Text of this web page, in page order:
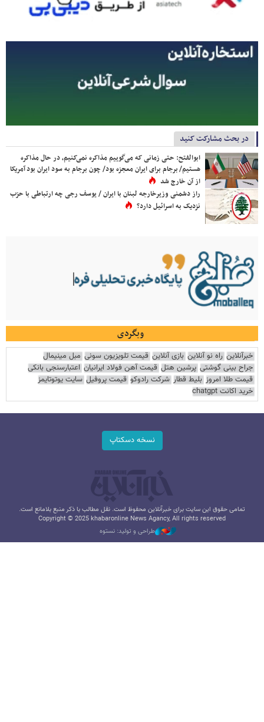
در بحث مشارکت کنید
ابوالفتح: حتی زمانی که می‌گوییم مذاکره نمی‌کنیم، در حال مذاکره
هستیم/ برجام برای ایران معجزه بود/ چون برجام به سود ایران بود آمریکا
از آن خارج شد
راز دشمنی وزیرخارجه لبنان با ایران / یوسف رجی چه ارتباطی با حزب
نزدیک به اسرائیل دارد؟
وبگردی
خبرآنلاین راه نو آنلاین بازی آنلاین قیمت تلویزیون سونی مبل مینیمال
جراح بینی گوشتی پرشین هتل قیمت آهن فولاد ایرانیان اعتبارسنجی بانکی
قیمت طلا امروز بلیط قطار شرکت رادوکو قیمت پروفیل سایت یوتوتایمز
خرید اکانت chatgpt
نسخه دسکتاپ
تمامی حقوق این سایت برای خبرآنلاین محفوظ است. نقل مطالب با ذکر منبع بلامانع است.
Copyright © 2025 khabaronline News Agancy, All rights reserved
طراحی و تولید: نستوه